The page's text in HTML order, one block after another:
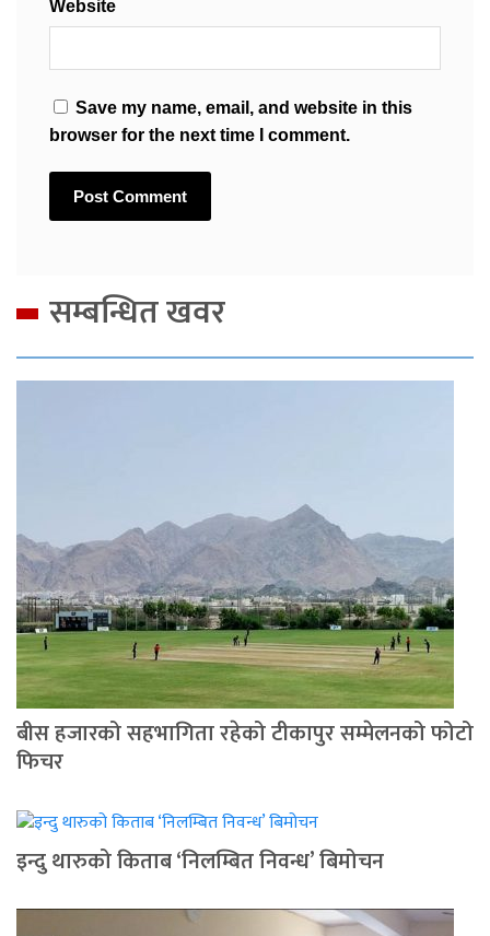
Website
Save my name, email, and website in this
browser for the next time I comment.
सम्बन्धित खवर
बीस हजारको सहभागिता रहेको टीकापुर सम्मेलनको फोटो
फिचर
इन्दु थारुको किताब ‘निलम्बित निवन्ध’ बिमोचन